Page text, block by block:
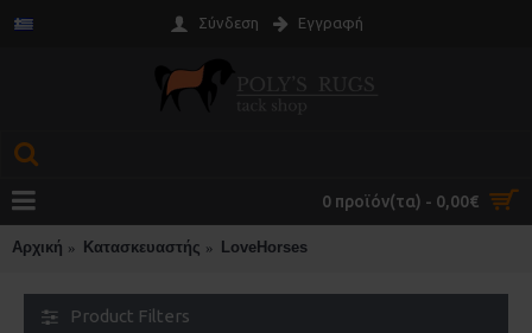
Σύνδεση Εγγραφή
0 προϊόν(τα) - 0,00€
Αρχική Κατασκευαστής LoveHorses
Product Filters